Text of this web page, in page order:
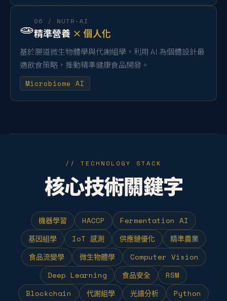
🧫06 / NUTR-AI
精準營養 × 個人化
基於腸道微生物體學與代謝組學，利用 AI 為個體設計最
適飲食策略，推動精準健康食品開發。
Microbiome AI
// TECHNOLOGY STACK
核心技術關鍵字
機器學習 HACCP
Fermentation AI
基因組學
IoT 感測 供應鏈優化
精準農業
食品流變學
微生物體學
Computer Vision
Deep Learning
食品安全
RSM
Blockchain
代謝組學 光譜分析
Python